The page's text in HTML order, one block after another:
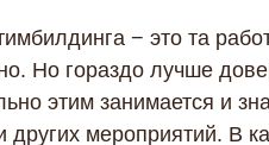
− это та
Но гораздо лучше
этим занимается и
других мероприятий. В